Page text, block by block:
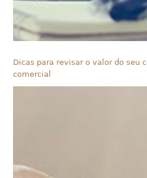
Dicas para revisar o valor do seu
comercial